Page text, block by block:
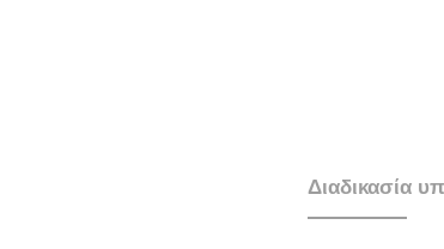
Διαδικασία